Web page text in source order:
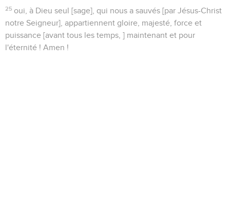
25 oui, à Dieu seul [sage], qui nous a sauvés [par Jésus-Christ
notre Seigneur], appartiennent gloire, majesté, force et
puissance [avant tous les temps, ] maintenant et pour
l'éternité ! Amen !